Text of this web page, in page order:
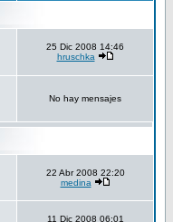
25 Dic 2008 14:46
hruschka
No hay mensajes
22 Abr 2008 22:20
medina
11 Dic 2008 06:01